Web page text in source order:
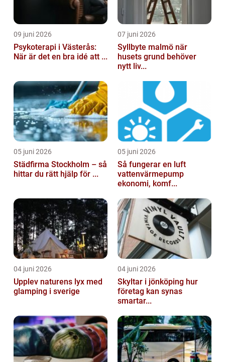
09 juni 2026
Psykoterapi i Västerås:
När är det en bra idé att ...
07 juni 2026
Syllbyte malmö när
husets grund behöver
nytt liv...
05 juni 2026
Städfirma Stockholm – så
hittar du rätt hjälp för ...
05 juni 2026
Så fungerar en luft
vattenvärmepump
ekonomi, komf...
04 juni 2026
Upplev naturens lyx med
glamping i sverige
04 juni 2026
Skyltar i jönköping hur
företag kan synas
smartar...